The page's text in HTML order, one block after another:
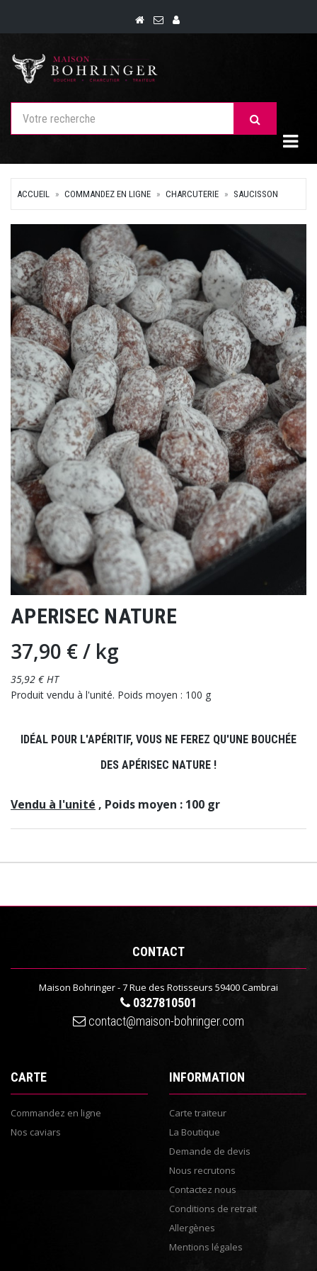
ACCUEIL COMMANDEZ EN LIGNE CHARCUTERIE SAUCISSON
APERISEC NATURE
37,90 €/ kg
35,92 € HT
Produit vendu à l'unité. Poids moyen : 100 g
IDÉAL POUR L'APÉRITIF, VOUS NE FEREZ QU'UNE BOUCHÉE
DES APÉRISEC NATURE !
Vendu à l'unité , Poids moyen : 100 gr
CONTACT
Maison Bohringer - 7 Rue des Rotisseurs 59400 Cambrai
0327810501
contact@maison-bohringer.com
CARTE
Commandez en ligne
Nos caviars
INFORMATION
Carte traiteur
La Boutique
Demande de devis
Nous recrutons
Contactez nous
Conditions de retrait
Allergènes
Mentions légales